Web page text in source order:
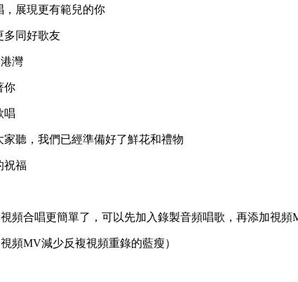
，展現更有範兒的你
多同好歌友
灣
你
唱
聽，我們已經準備好了鮮花和禮物
祝福
頻合唱更簡單了，可以先加入錄製音頻唱歌，再添加視頻
頻MV減少反複視頻重錄的藍瘦）